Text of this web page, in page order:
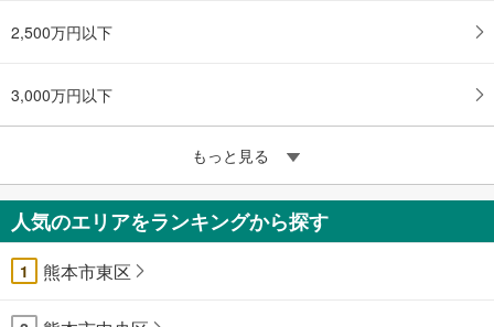
2,500万円以下
3,000万円以下
もっと見る
人気のエリアをランキングから探す
1 熊本市東区